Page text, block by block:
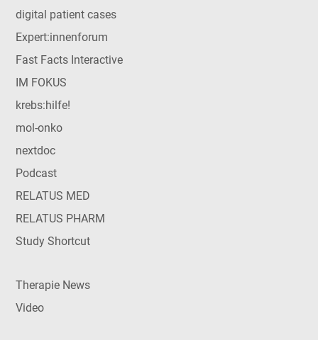
digital patient cases
Expert:innenforum
Fast Facts Interactive
IM FOKUS
krebs:hilfe!
mol-onko
nextdoc
Podcast
RELATUS MED
RELATUS PHARM
Study Shortcut
Therapie News
Video